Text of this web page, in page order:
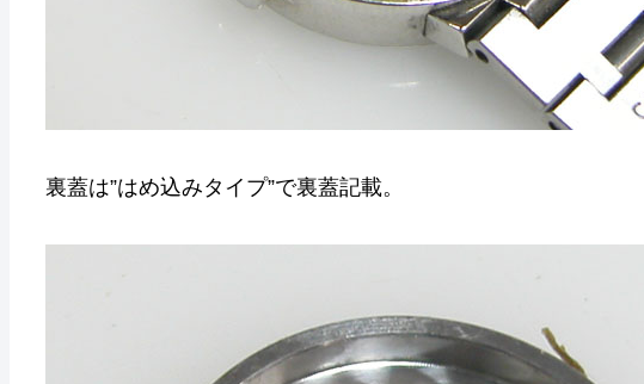
裏蓋は”はめ込みタイプ”で裏蓋記載。